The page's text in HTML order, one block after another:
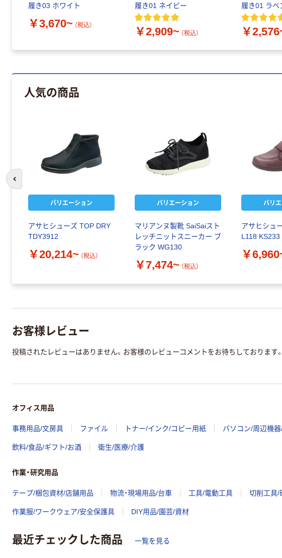
履き03 ホワイト
￥3,670~ （税込）
履き01 ネイビー
￥2,909~ （税込）
履き01 ラベ
￥
人気の商品
バリエーション
アサヒシューズ TOP DRY
TDY3912
￥20,214~ （税込）
バリエーション
マリアンヌ製靴 SaiSaiスト
レッチニットスニーカー ブ
ラック WG130
￥7,474~ （税込）
バリ
アサヒシュ
L118 KS233
￥
お客様レビュー
投稿されたレビューはありません。お客様のレビューコメントをお待ちしております。
オフィス用品
事務用品/文房具 ファイル トナー/インク/コピー用紙 パソコン/周辺機
飲料/食品/ギフト/お酒 衛生/医療/介護
作業・研究用品
テープ/梱包資材/店舗用品 物流・現場用品/台車 工具/電動工具 切削工具/
作業服/ワークウェア/安全保護具 DIY用品/園芸/資材
最近チェックした商品 一覧を見る